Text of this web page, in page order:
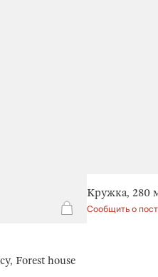
Forest house
Кружка, 280
Сообщить о